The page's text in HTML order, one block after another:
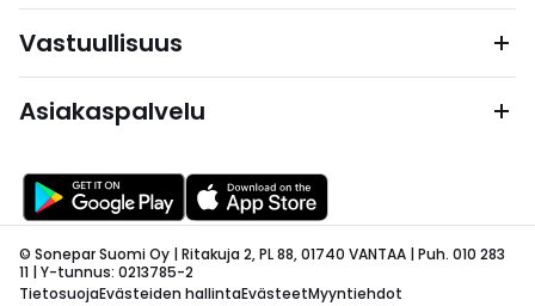
Vastuullisuus
Asiakaspalvelu
© Sonepar Suomi Oy | Ritakuja 2, PL 88, 01740 VANTAA | Puh. 010 283
11 | Y-tunnus: 0213785-2
TietosuojaEvästeiden hallintaEvästeetMyyntiehdot